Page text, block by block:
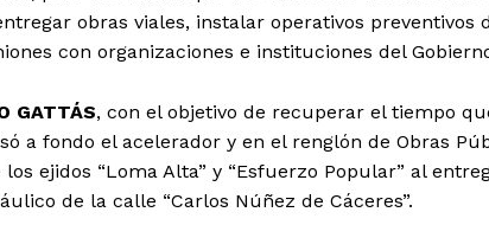
obras viales, instalar operativos
con organizaciones e instituciones del
GATTÁS, con el objetivo de recuperar el tiempo
a fondo el acelerador y en el renglón de Obras
ejidos “Loma Alta” y “Esfuerzo Popular” al
de la calle “Carlos Núñez de Cáceres”.